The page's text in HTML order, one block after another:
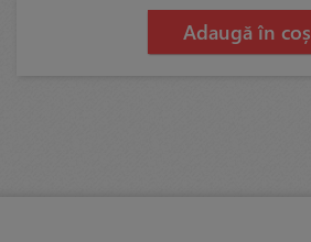
Adaugă în coș